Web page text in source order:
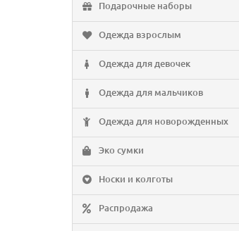
Подарочные наборы
Одежда взрослым
Одежда для девочек
Одежда для мальчиков
Одежда для новорожденных
Эко сумки
Носки и колготы
Распродажа